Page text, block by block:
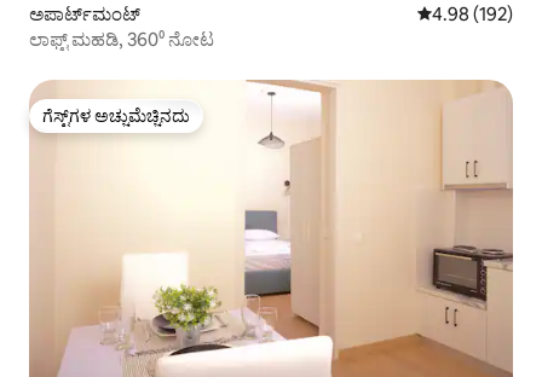
ಅಪಾರ್ಟ್‌ಮಂಟ್ 5 ರಲ್ಲಿ 4.98
4.98 (192)
ಲಾಫ್ಟ್ ಮಹಡಿ, 360⁰ ನೋಟ
ಗೆಸ್ಟ್‌ಗಳ ಅಚ್ಚುಮೆಚ್ಚಿನದು
ಗೆಸ್ಟ್‌ಗಳ ಅಚ್ಚುಮೆಚ್ಚಿನದು